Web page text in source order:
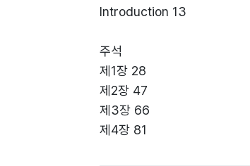
Introduction 13
주석
제1장 28
제2장 47
제3장 66
제4장 81